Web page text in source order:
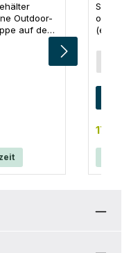
Outdoor-
auf den
auch zum
verwendet
oder
von